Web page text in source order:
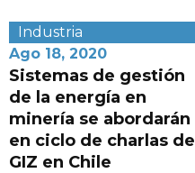
Industria
Ago 18, 2020
Sistemas de gestión
de la energía en
minería se abordarán
en ciclo de charlas de
GIZ en Chile